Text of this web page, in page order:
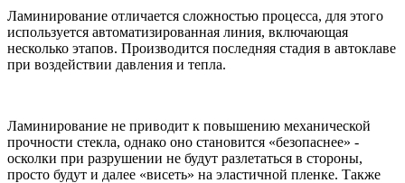
Ламинирование отличается сложностью процесса, для этого
используется автоматизированная линия, включающая
несколько этапов. Производится последняя стадия в автоклаве
при воздействии давления и тепла.
Ламинирование не приводит к повышению механической
прочности стекла, однако оно становится «безопаснее» -
осколки при разрушении не будут разлетаться в стороны,
просто будут и далее «висеть» на эластичной пленке. Также